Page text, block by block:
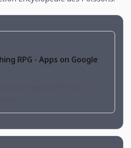
RPG - Apps on Google